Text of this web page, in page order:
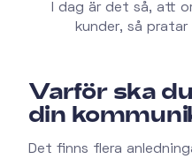
I dag är det så, att
kunder, så
Varför ska
din
Det finns flera